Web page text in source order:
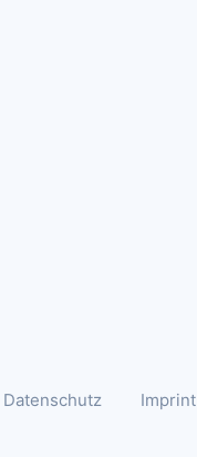
Datenschutz Imprint